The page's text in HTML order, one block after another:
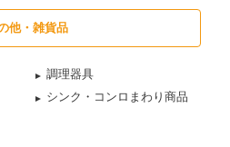
他・雑貨品
調理器具
シンク・コンロまわり商品